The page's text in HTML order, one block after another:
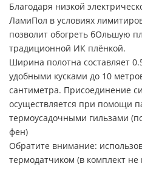
Благодаря низкой
ЛамиПол в условиях
позволит обогреть бОльшую
традиционной ИК плёнкой.
Ширина полотна составляет
удобными кусками до 10
сантиметра. Присоединение
осуществляется при помощи
термоусадочными гильзами
фен)
Обратите внимание:
термодатчиком (в комплект